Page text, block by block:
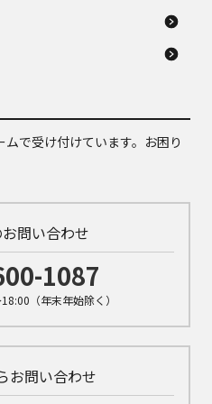
で受け付けています。お困り
問い合わせ
1087
（年末年始除く）
お問い合わせ